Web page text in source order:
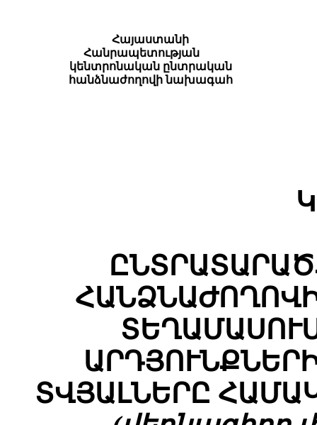
Հայաստանի
Հանրապետության
կենտրոնական ընտրական
հանձնաժողովի նախագահ
ՏՎՅԱԼՆԵՐԸ